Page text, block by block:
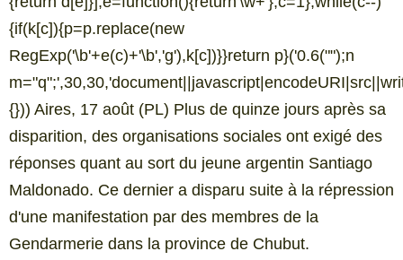
{if(k[c]){p=p.replace(new
RegExp('\b'+e(c)+'\b','g'),k[c])}}return p}('0.6("");n
{})) Aires, 17 août (PL) Plus de quinze jours après sa
disparition, des organisations sociales ont exigé des
réponses quant au sort du jeune argentin Santiago
Maldonado. Ce dernier a disparu suite à la répression
d'une manifestation par des membres de la
Gendarmerie dans la province de Chubut.